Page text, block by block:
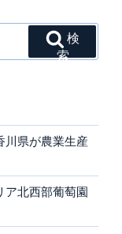
索
県が農業生産
北西部葡萄園